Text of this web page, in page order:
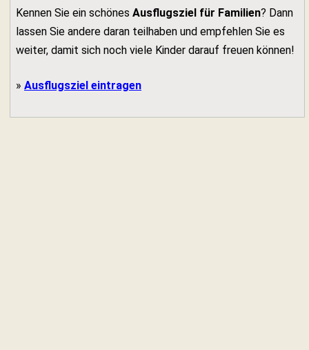
Kennen Sie ein schönes Ausflugsziel für Familien? Dann
lassen Sie andere daran teilhaben und empfehlen Sie es
weiter, damit sich noch viele Kinder darauf freuen können!
» Ausflugsziel eintragen